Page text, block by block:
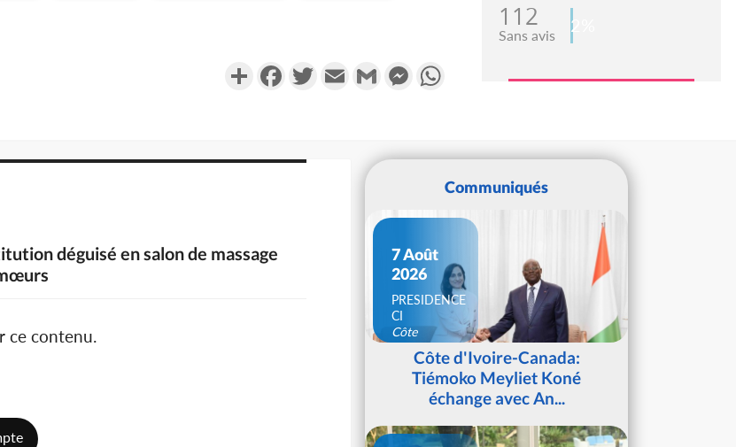
PartagerFacebookTwitterEmail Gmail Messenger
112
Sans avis 2%
déguisé en salon de massage
ce contenu.
Communiqués
7 Août
2026
PRESIDENCE
CI
Côte
d'IvoireCôte d'Ivoire-Canada:
Tiémoko Meyliet Koné
échange avec An...